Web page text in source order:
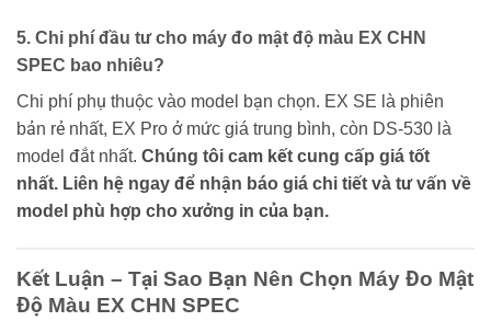
5. Chi phí đầu tư cho máy đo mật độ màu EX CHN
SPEC bao nhiêu?
Chi phí phụ thuộc vào model bạn chọn. EX SE là phiên
bản rẻ nhất, EX Pro ở mức giá trung bình, còn DS-530 là
model đắt nhất. Chúng tôi cam kết cung cấp giá tốt
nhất. Liên hệ ngay để nhận báo giá chi tiết và tư vấn về
model phù hợp cho xưởng in của bạn.
Kết Luận – Tại Sao Bạn Nên Chọn Máy Đo Mật
Độ Màu EX CHN SPEC